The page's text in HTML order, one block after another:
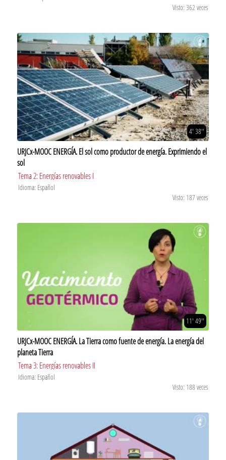
Visto: 362 veces
4' 38''
URJCx-MOOC ENERGÍA. El sol como productor de energía. Exprimiendo el
sol
Tema 2: Energías renovables I
Idioma: Español
Visto: 187 veces
11' 49''
URJCx-MOOC ENERGÍA. La Tierra como fuente de energía. La energía del
planeta Tierra
Tema 3: Energías renovables II
Idioma: Español
Visto: 188 veces